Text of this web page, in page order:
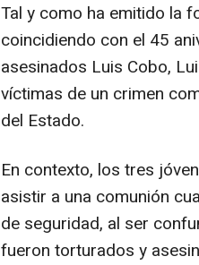
Tal y como ha emitido la
coincidiendo con el 45
asesinados Luis Cobo,
víctimas de un crimen
del Estado.
En contexto, los tres
asistir a una comunión
de seguridad, al ser
fueron torturados y